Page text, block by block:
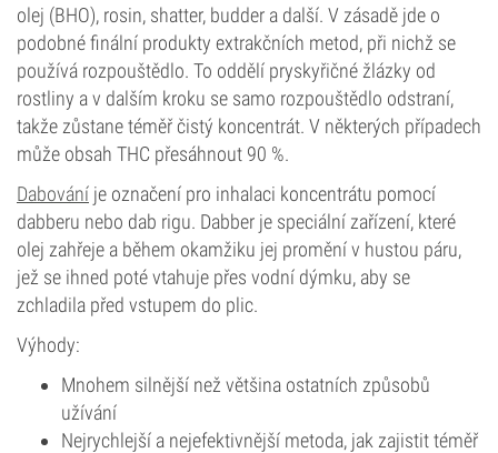
olej (BHO), rosin, shatter, budder a další. V zásadě jde o
podobné finální produkty extrakčních metod, při nichž se
používá rozpouštědlo. To oddělí pryskyřičné žlázky od
rostliny a v dalším kroku se samo rozpouštědlo odstraní,
takže zůstane téměř čistý koncentrát. V některých případech
může obsah THC přesáhnout 90 %.
Dabování je označení pro inhalaci koncentrátu pomocí
dabberu nebo dab rigu. Dabber je speciální zařízení, které
olej zahřeje a během okamžiku jej promění v hustou páru,
jež se ihned poté vtahuje přes vodní dýmku, aby se
zchladila před vstupem do plic.
Výhody:
Mnohem silnější než většina ostatních způsobů
užívání
Nejrychlejší a nejefektivnější metoda, jak zajistit téměř